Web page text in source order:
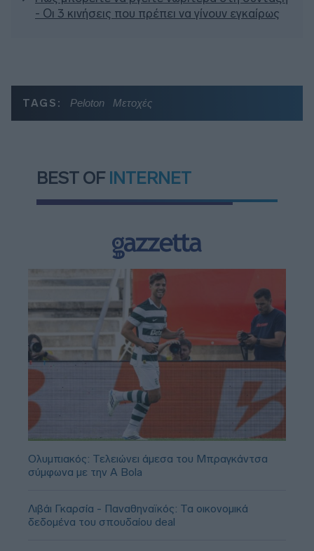
- Οι 3 κινήσεις που πρέπει να γίνουν εγκαίρως
TAGS: Peloton Μετοχές
BEST OF INTERNET
Ολυμπιακός: Τελειώνει άμεσα του Μπραγκάντσα
σύμφωνα με την A Bola
Λιβάι Γκαρσία - Παναθηναϊκός: Τα οικονομικά
δεδομένα του σπουδαίου deal